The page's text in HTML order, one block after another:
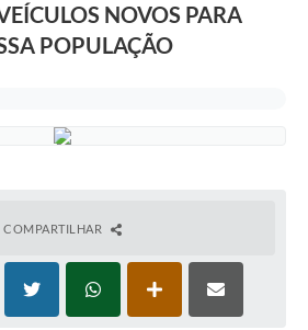
NOVOS PARA
POPULAÇÃO
COMPARTILHAR